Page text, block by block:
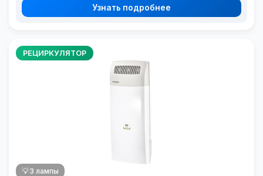
Узнать подробнее
РЕЦИРКУЛЯТОР
💡3 лампы